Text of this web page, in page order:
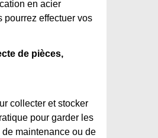
en acier
pourrez effectuer vos
de pièces,
collecter et stocker
pour garder les
maintenance ou de